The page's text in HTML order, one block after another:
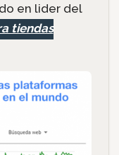
en lider del
tiendas